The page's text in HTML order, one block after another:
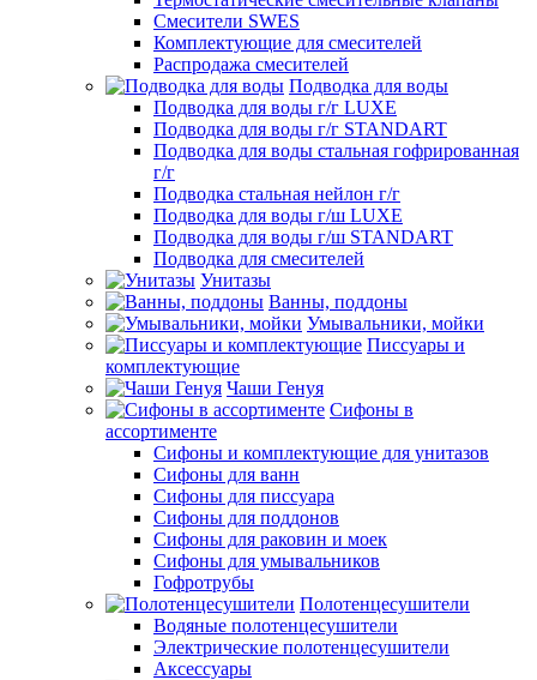
Смесители SWES
Комплектующие для смесителей
Распродажа смесителей
Подводка для воды
Подводка для воды г/г LUXE
Подводка для воды г/г STANDART
Подводка для воды стальная гофрированная
г/г
Подводка стальная нейлон г/г
Подводка для воды г/ш LUXE
Подводка для воды г/ш STANDART
Подводка для смесителей
Унитазы
Ванны, поддоны
Умывальники, мойки
Писсуары и
комплектующие
Чаши Генуя
Сифоны в
ассортименте
Сифоны и комплектующие для унитазов
Сифоны для ванн
Сифоны для писсуара
Сифоны для поддонов
Сифоны для раковин и моек
Сифоны для умывальников
Гофротрубы
Полотенцесушители
Водяные полотенцесушители
Электрические полотенцесушители
Аксессуары